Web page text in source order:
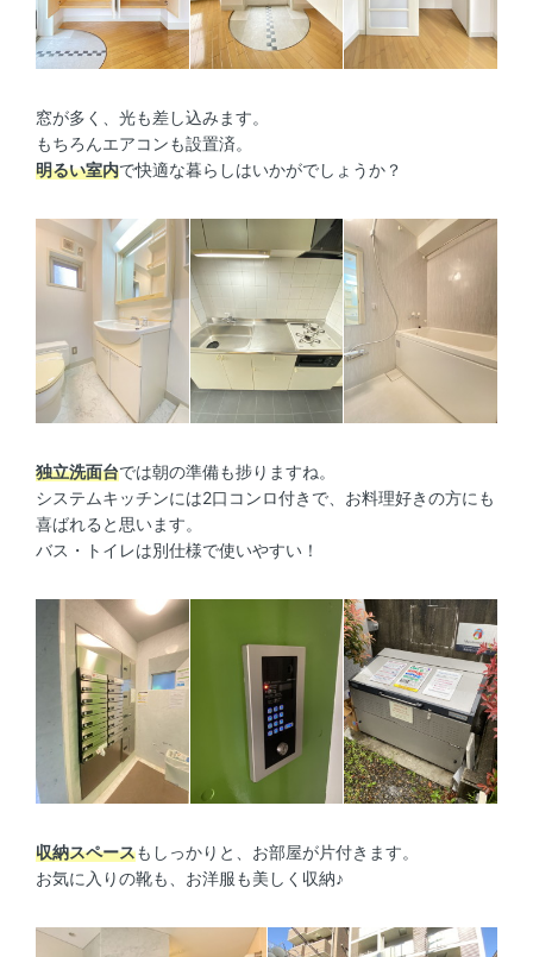
窓が多く、光も差し込みます。
もちろんエアコンも設置済。
明るい室内で快適な暮らしはいかがでしょうか？
独立洗面台では朝の準備も捗りますね。
システムキッチンには2口コンロ付きで、お料理好きの方にも
喜ばれると思います。
バス・トイレは別仕様で使いやすい！
収納スペースもしっかりと、お部屋が片付きます。
お気に入りの靴も、お洋服も美しく収納♪